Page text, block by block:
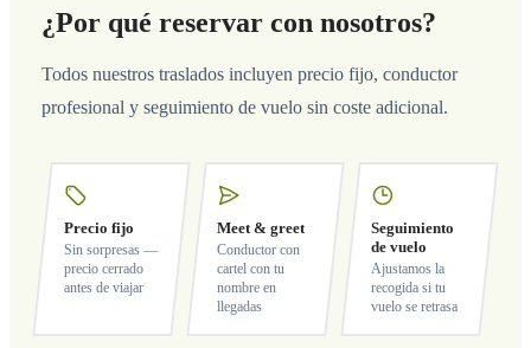
¿Por qué reservar con nosotros?
Todos nuestros traslados incluyen precio fijo, conductor
profesional y seguimiento de vuelo sin coste adicional.
Precio fijo
Sin sorpresas —
precio cerrado
antes de viajar
Meet & greet
Conductor con
cartel con tu
nombre en
llegadas
Seguimiento
de vuelo
Ajustamos la
recogida si tu
vuelo se retrasa